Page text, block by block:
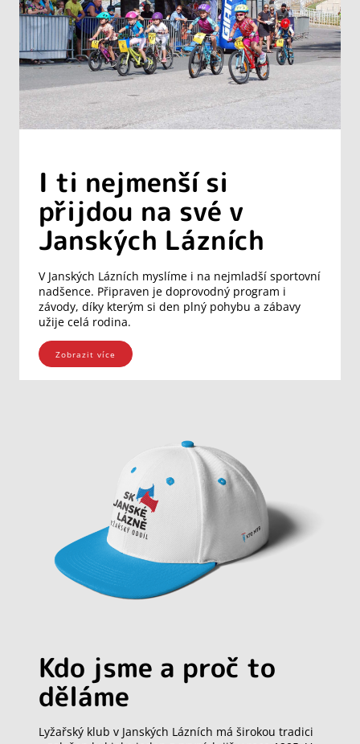
I ti nejmenší si
přijdou na své v
Janských Lázních
V Janských Lázních myslíme i na nejmladší sportovní
nadšence. Připraven je doprovodný program i
závody, díky kterým si den plný pohybu a zábavy
užije celá rodina.
Zobrazit více
Kdo jsme a proč to
děláme
Lyžařský klub v Janských Lázních má širokou tradici